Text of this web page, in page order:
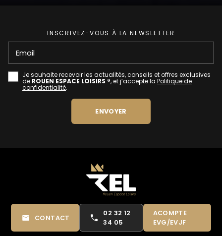
INSCRIVEZ-VOUS À LA NEWSLETTER
Email
Je souhaite recevoir les actualités, conseils et offres exclusives
de ROUEN ESPACE LOISIRS ®, et j’accepte la Politique de
confidentialité.
CONTACT
02 32 12
34 05
ACOMPTE
EVG/EVJF